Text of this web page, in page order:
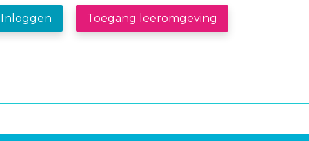
Inloggen Toegang leeromgeving